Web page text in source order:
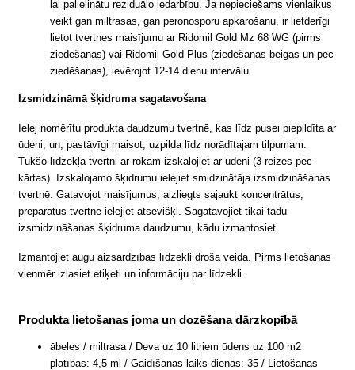
lai palielinātu reziduālo iedarbību. Ja nepieciešams vienlaikus
veikt gan miltrasas, gan peronosporu apkarošanu, ir lietderīgi
lietot tvertnes maisījumu ar Ridomil Gold Mz 68 WG (pirms
ziedēšanas) vai Ridomil Gold Plus (ziedēšanas beigās un pēc
ziedēšanas), ievērojot 12-14 dienu intervālu.
Izsmidzināmā šķidruma sagatavošana
Ielej nomērītu produkta daudzumu tvertnē, kas līdz pusei piepildīta ar
ūdeni, un, pastāvīgi maisot, uzpilda līdz norādītajam tilpumam.
Tukšo līdzekļa tvertni ar rokām izskalojiet ar ūdeni (3 reizes pēc
kārtas). Izskalojamo šķidrumu ielejiet smidzinātāja izsmidzināšanas
tvertnē. Gatavojot maisījumus, aizliegts sajaukt koncentrātus;
preparātus tvertnē ielejiet atsevišķi. Sagatavojiet tikai tādu
izsmidzināšanas šķidruma daudzumu, kādu izmantosiet.
Izmantojiet augu aizsardzības līdzekli drošā veidā. Pirms lietošanas
vienmēr izlasiet etiķeti un informāciju par līdzekli.
Produkta lietošanas joma un dozēšana dārzkopībā
ābeles / miltrasa / Deva uz 10 litriem ūdens uz 100 m2
platības: 4,5 ml / Gaidīšanas laiks dienās: 35 / Lietošanas